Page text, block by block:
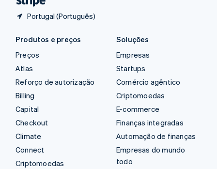
Portugal (Português)
Produtos e preços
Preços
Atlas
Reforço de autorização
Billing
Capital
Checkout
Climate
Connect
Criptomoedas
Soluções
Empresas
Startups
Comércio agêntico
Criptomoedas
E-commerce
Finanças integradas
Automação de finanças
Empresas do mundo
todo